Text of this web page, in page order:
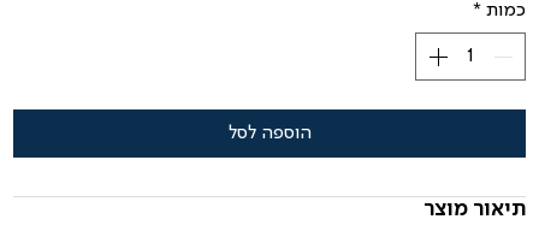
כמות *
הוספה לסל
תיאור מוצר